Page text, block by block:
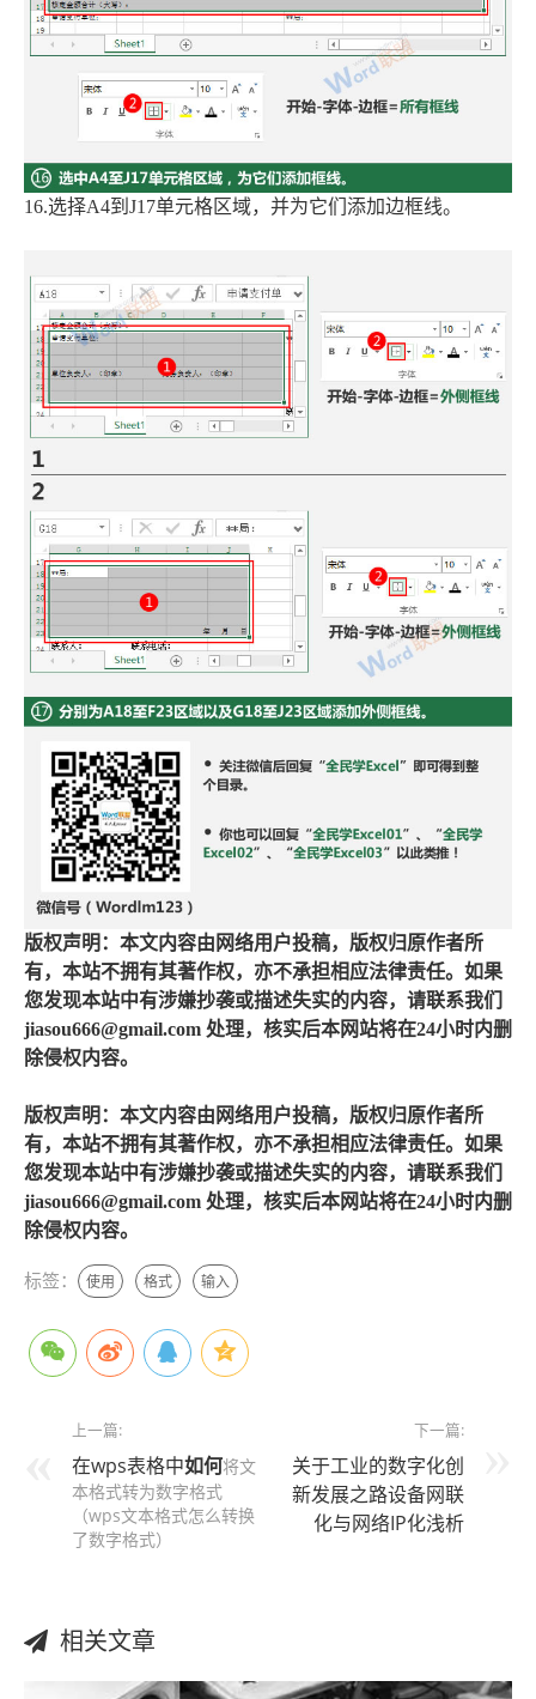
16.选择A4到J17单元格区域，并为它们添加边框线。
版权声明：本文内容由网络用户投稿，版权归原作者所
有，本站不拥有其著作权，亦不承担相应法律责任。如果
您发现本站中有涉嫌抄袭或描述失实的内容，请联系我们
jiasou666@gmail.com 处理，核实后本网站将在24小时内删
除侵权内容。
版权声明：本文内容由网络用户投稿，版权归原作者所
有，本站不拥有其著作权，亦不承担相应法律责任。如果
您发现本站中有涉嫌抄袭或描述失实的内容，请联系我们
jiasou666@gmail.com 处理，核实后本网站将在24小时内删
除侵权内容。
标签： 使用 格式 输入
上一篇:
在wps表格中如何将文
本格式转为数字格式
（wps文本格式怎么转换
了数字格式）
下一篇:
关于工业的数字化创
新发展之路设备网联
化与网络IP化浅析
相关文章